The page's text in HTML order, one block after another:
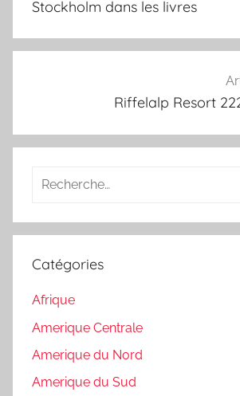
Stockholm dans les livres
Riffelalp Resort
Recherche
:
Catégories
Afrique
Amerique Centrale
Amerique du Nord
Amerique du Sud